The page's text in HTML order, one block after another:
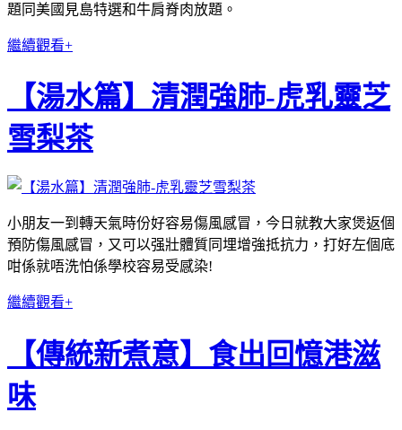
題同美國見島特選和牛肩脊肉放題。
繼續觀看+
【湯水篇】清潤強肺-虎乳靈芝
雪梨茶
小朋友一到轉天氣時份好容易傷風感冒，今日就教大家煲返個
預防傷風感冒，又可以强壯體質同埋增強抵抗力，打好左個底
咁係就唔洗怕係學校容易受感染!
繼續觀看+
【傳統新煮意】食出回憶港滋
味